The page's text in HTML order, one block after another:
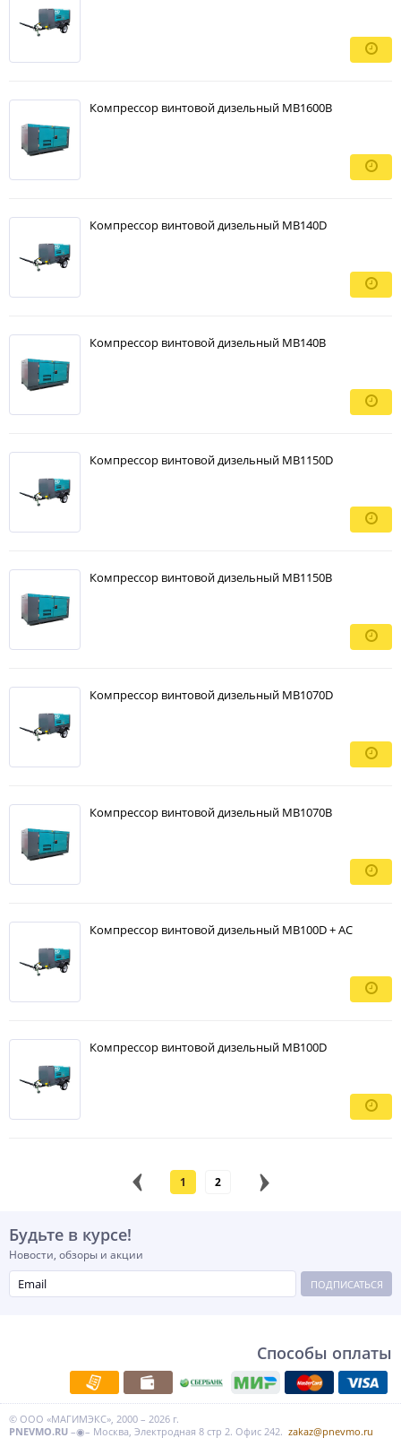
Компрессор винтовой дизельный MB1600B
Компрессор винтовой дизельный MB140D
Компрессор винтовой дизельный MB140B
Компрессор винтовой дизельный MB1150D
Компрессор винтовой дизельный MB1150B
Компрессор винтовой дизельный MB1070D
Компрессор винтовой дизельный MB1070B
Компрессор винтовой дизельный MB100D + AC
Компрессор винтовой дизельный MB100D
1 2
Будьте в курсе!
Новости, обзоры и акции
ПОДПИСАТЬСЯ
Способы оплаты
© ООО «МАГИМЭКС», 2000 – 2026 г.
PNEVMO.RU –◉– Москва, Электродная 8 стр 2. Офис 242. zakaz@pnevmo.ru